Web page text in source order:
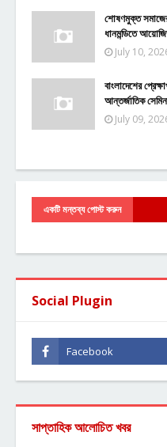
শোষণমুক্ত সমাজের
ধানমন্ডিতে
July 10,
বাংলাদেশের
আন্তর্জাতিক
July 09,
একটি মন্তব্য পোস্ট করুন
Social Plugin
সাপ্তাহিক আলোচিত খবর